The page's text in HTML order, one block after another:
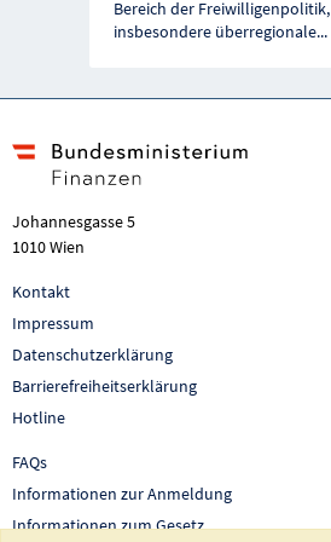
Bereich der Freiwilligenpolitik,
insbesondere überregionale...
Johannesgasse 5
1010 Wien
Kontakt
Impressum
Datenschutzerklärung
Barrierefreiheitserklärung
Hotline
FAQs
Informationen zur Anmeldung
Informationen zum Gesetz